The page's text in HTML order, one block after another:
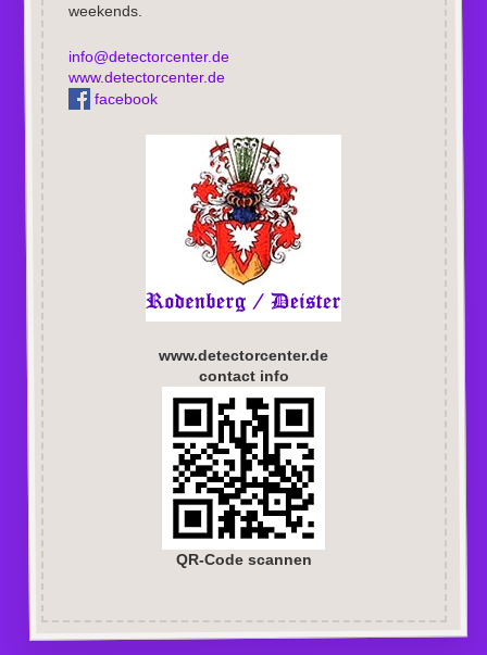
weekends.
info@detectorcenter.de
www.detectorcenter.de
facebook
www.detectorcenter.de
contact info
QR-Code scannen